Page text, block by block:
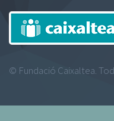
© Fundació Caixaltea.